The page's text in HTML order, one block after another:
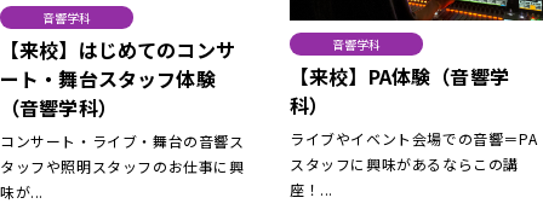
音響学科
【来校】はじめてのコンサ
ート・舞台スタッフ体験
（音響学科）
コンサート・ライブ・舞台の音響ス
タッフや照明スタッフのお仕事に興
味が...
音響学科
【来校】PA体験（音響学
科）
ライブやイベント会場での音響＝PA
スタッフに興味があるならこの講
座！...